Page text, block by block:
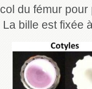
col du fémur pour
La bille est fixée